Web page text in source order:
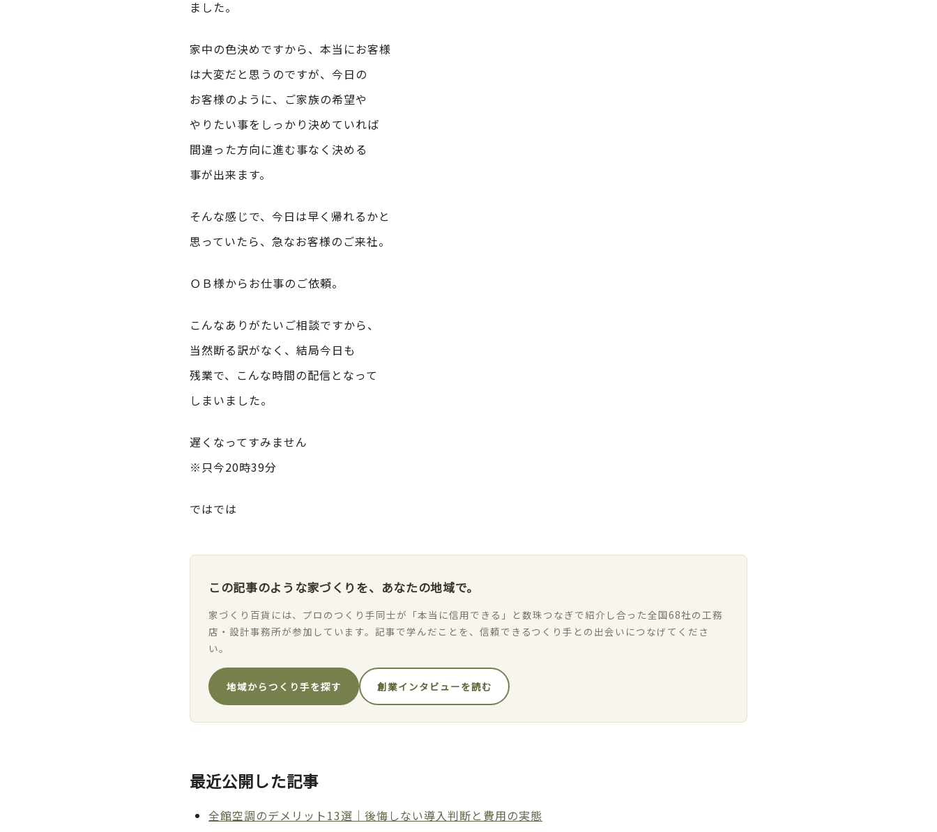
ました。
家中の色決めですから、本当にお客様
は大変だと思うのですが、今日の
お客様のように、ご家族の希望や
やりたい事をしっかり決めていれば
間違った方向に進む事なく決める
事が出来ます。
そんな感じで、今日は早く帰れるかと
思っていたら、急なお客様のご来社。
ＯＢ様からお仕事のご依頼。
こんなありがたいご相談ですから、
当然断る訳がなく、結局今日も
残業で、こんな時間の配信となって
しまいました。
遅くなってすみません
※只今20時39分
ではでは
この記事のような家づくりを、あなたの地域で。
家づくり百貨には、プロのつくり手同士が「本当に信用できる」と数珠つなぎで紹介し合った全国68社の工務
店・設計事務所が参加しています。記事で学んだことを、信頼できるつくり手との出会いにつなげてくださ
い。
地域からつくり手を探す 創業インタビューを読む
最近公開した記事
全館空調のデメリット13選｜後悔しない導入判断と費用の実態